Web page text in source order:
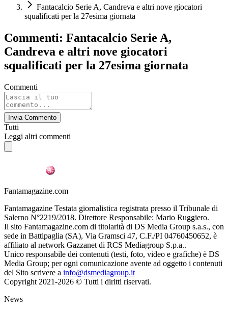
Fantacalcio Serie A, Candreva e altri nove giocatori
squalificati per la 27esima giornata
Commenti: Fantacalcio Serie A,
Candreva e altri nove giocatori
squalificati per la 27esima giornata
Commenti
Invia Commento
Tutti
Leggi altri commenti
Fantamagazine.com
Fantamagazine Testata giornalistica registrata presso il Tribunale di
Salerno N°2219/2018. Direttore Responsabile: Mario Ruggiero.
Il sito Fantamagazine.com di titolarità di DS Media Group s.a.s., con
sede in Battipaglia (SA), Via Gramsci 47, C.F./PI 04760450652, è
affiliato al network Gazzanet di RCS Mediagroup S.p.a..
Unico responsabile dei contenuti (testi, foto, video e grafiche) è DS
Media Group; per ogni comunicazione avente ad oggetto i contenuti
del Sito scrivere a info@dsmediagroup.it
Copyright 2021-2026 © Tutti i diritti riservati.
News